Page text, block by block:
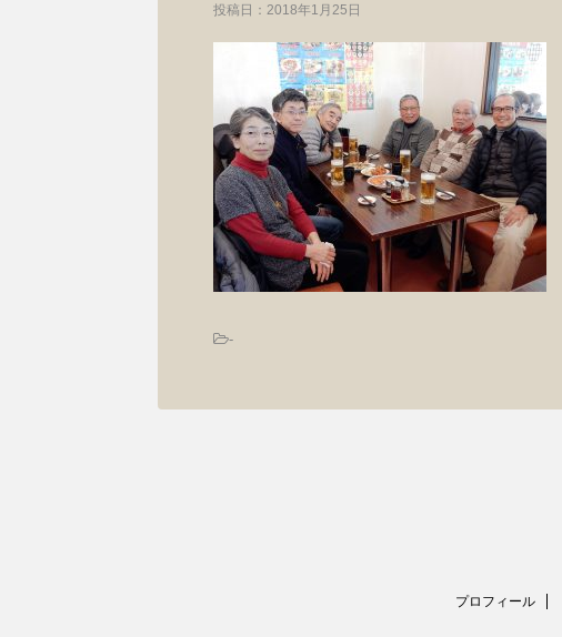
投稿日： 2018年1月25日
-
プロフィール